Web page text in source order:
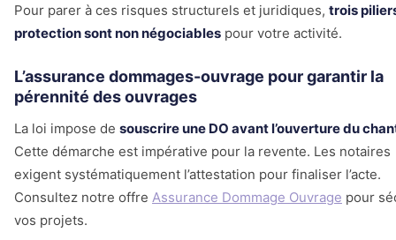
Pour parer à ces risques structurels et juridiques, trois
protection sont non négociables pour votre activité.
L’assurance dommages-ouvrage pour garantir la
pérennité des ouvrages
La loi impose de souscrire une DO avant l’ouverture du
Cette démarche est impérative pour la revente. Les notaires
exigent systématiquement l’attestation pour finaliser l’acte.
Consultez notre offre Assurance Dommage Ouvrage pour
vos projets.